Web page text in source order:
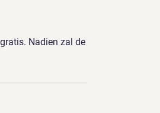
Nadien zal de